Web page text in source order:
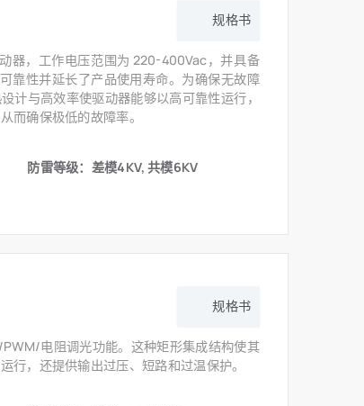
规格书
器，工作电压范围为 220-400Vac，并具备
靠性并延长了产品使用寿命。为确保无故障
计与高效率使驱动器能够以高可靠性运行，
而确保极低的故障率。
防雷等级：差模4KV, 共模6KV
规格书
电阻调光功能。这种矩形集成结构使其
，还提供输出过压、短路和过温保护。